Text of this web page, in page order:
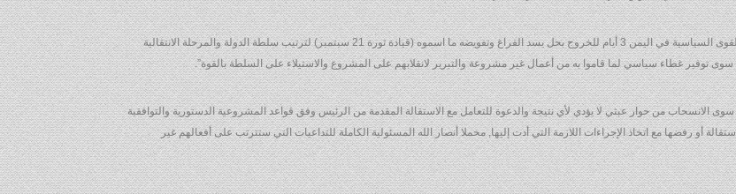
وتابع “إلى جانب ما تضمنه بيان ما سمي بالمؤتمر الوطني الموسع الذي أمهل القوى السياسية في اليمن 3 أيام للخروج بحل يسد الفراغ وتفويضه ما اسموه (قيادة ثورة 21 سبتمبر) لترتيب سلطة الدولة والمرحلة الانتقالية
سوى توفير غطاء سياسي لما قاموا به من أعمال غير مشروعة والتبرير لانقلابهم على المشروع والاستيلاء على السلطة بالقوة”.
الانسحاب من حوار عبثي لا يؤدي لأي نتيجة والدعوة للتعامل مع الاستقالة المقدمة من الرئيس وفق قواعد المشروعية الدستورية والتوافقية
أو رفضها مع اتخاذ الإجراءات اللازمة التي أدت إليها, محملا أنصار الله المسئولية الكاملة للتداعيات التي ستترتب على أفعالهم غير